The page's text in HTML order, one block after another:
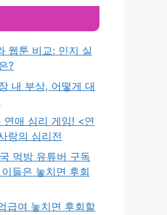
웹툰 비교: 민지 실
?
내 부상, 어떻게 대
연애 심리 게임! <연
랑의 심리전
먹방 유튜버 구독
들은 놓치면 후회
급여 놓치면 후회할